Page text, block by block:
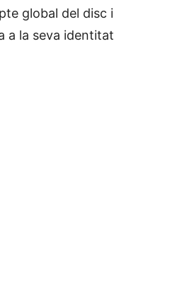
global del disc i
a la seva identitat